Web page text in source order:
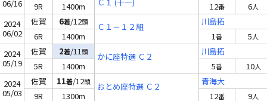
06/16
9R
1400m 12番 6人
2024
06/02
佐賀 6着/12頭 Ｃ１－１２組
川島拓
6R
1400m 1番 5人
2024
05/19
佐賀 2着/11頭 かに座特選 Ｃ２
川島拓
5R
1400m 5番 10人
2024
05/03
佐賀 11着/12頭 おとめ座特選 Ｃ２
青海大
9R
1300m 12番 9人